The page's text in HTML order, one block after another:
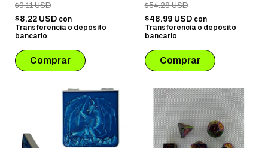
$9.11 USD
$8.22 USD con
Transferencia o depósito
bancario
$54.28 USD
$48.99 USD con
Transferencia o depósito
bancario